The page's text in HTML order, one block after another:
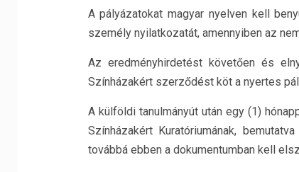
A pályázatokat magyar nyelven kell
személy nyilatkozatát, amennyiben az
Az eredményhirdetést követően és
Színházakért szerződést köt a nyertes
A külföldi tanulmányút után egy (1)
Színházakért Kuratóriumának,
továbbá ebben a dokumentumban kell